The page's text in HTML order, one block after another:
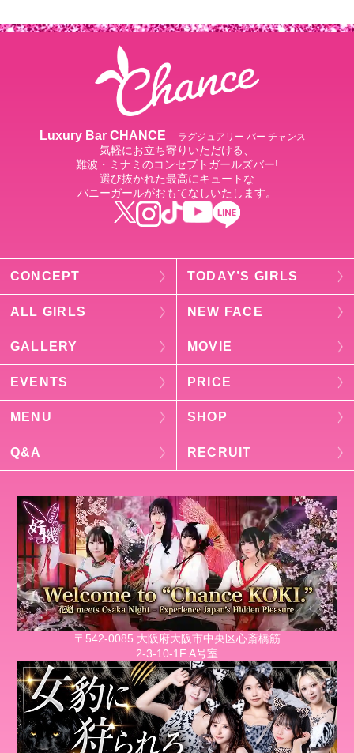
Luxury Bar CHANCE ―ラグジュアリー バー チャンス―
気軽にお立ち寄りいただける、
難波・ミナミのコンセプトガールズバー!
選び抜かれた最高にキュートな
バニーガールがおもてなしいたします。
CONCEPT TODAY’S GIRLS
ALL GIRLS NEW FACE
GALLERY MOVIE
EVENTS PRICE
MENU SHOP
Q&A RECRUIT
〒542-0085 大阪府大阪市中央区心斎橋筋
2-3-10-1F A号室